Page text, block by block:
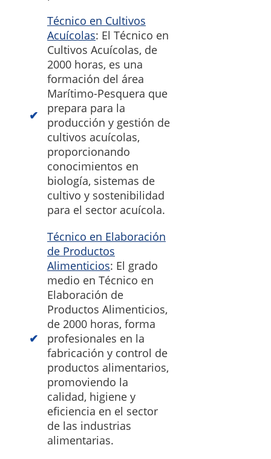
Técnico en Cultivos
Acuícolas: El Técnico en
Cultivos Acuícolas, de
2000 horas, es una
formación del área
Marítimo-Pesquera que
prepara para la
producción y gestión de
cultivos acuícolas,
proporcionando
conocimientos en
biología, sistemas de
cultivo y sostenibilidad
para el sector acuícola.
Técnico en Elaboración
de Productos
Alimenticios: El grado
medio en Técnico en
Elaboración de
Productos Alimenticios,
de 2000 horas, forma
profesionales en la
fabricación y control de
productos alimentarios,
promoviendo la
calidad, higiene y
eficiencia en el sector
de las industrias
alimentarias.